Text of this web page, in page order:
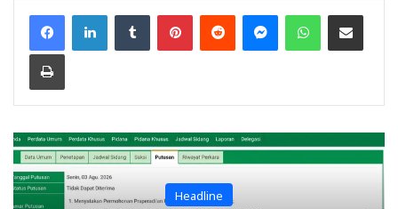
FacebookLinkedInTumblr PinterestReddit MessengerWhatsAppShare via Email
Print
Headline